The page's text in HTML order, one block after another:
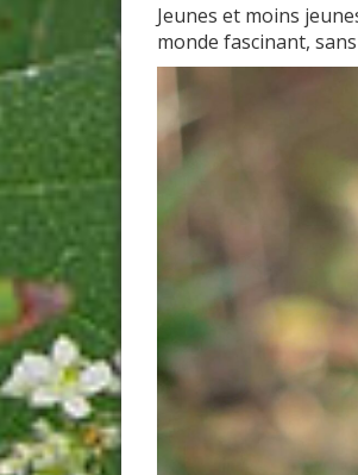
Jeunes et moins
monde fascinant,